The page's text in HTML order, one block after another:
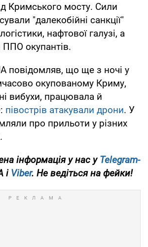
Кримського мосту. Сили
"далекобійні санкції"
нафтової галузі, а
окупантів.
повідомляв, що ще з ночі у
окупованому Криму,
вибухи, працювала й
півострів атакували дрони. У
про прильоти у різних
інформація у нас уTelegram-
і Viber. Не ведіться на фейки!